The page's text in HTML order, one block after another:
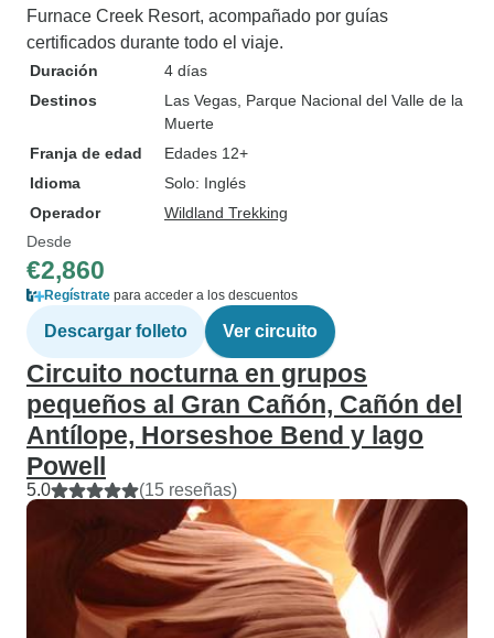
Furnace Creek Resort, acompañado por guías
certificados durante todo el viaje.
Duración
4 días
Destinos
Las Vegas , Parque Nacional del Valle de la
Muerte
Franja de edad
Edades 12+
Idioma
Solo: Inglés
Operador
Wildland Trekking
Desde
€2,860
Regístrate para acceder a los descuentos
Descargar folleto Ver circuito
Circuito nocturna en grupos
pequeños al Gran Cañón, Cañón del
Antílope, Horseshoe Bend y lago
Powell
5.0 (15 reseñas)